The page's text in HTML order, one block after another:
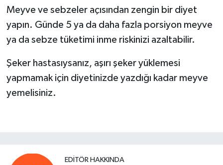
Meyve ve sebzeler açısından zengin bir diyet
yapın. Günde 5 ya da daha fazla porsiyon meyve
ya da sebze tüketimi inme riskinizi azaltabilir.
Şeker hastasıysanız, aşırı şeker yüklemesi
yapmamak için diyetinizde yazdığı kadar meyve
yemelisiniz.
EDITÖR HAKKINDA